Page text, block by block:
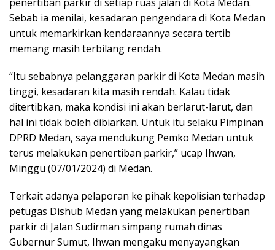
Sebab ia menilai, kesadaran pengendara di Kota Medan
untuk memarkirkan kendaraannya secara tertib
memang masih terbilang rendah.
“Itu sebabnya pelanggaran parkir di Kota Medan masih
tinggi, kesadaran kita masih rendah. Kalau tidak
ditertibkan, maka kondisi ini akan berlarut-larut, dan
hal ini tidak boleh dibiarkan. Untuk itu selaku Pimpinan
DPRD Medan, saya mendukung Pemko Medan untuk
terus melakukan penertiban parkir,” ucap Ihwan,
Minggu (07/01/2024) di Medan.
Terkait adanya pelaporan ke pihak kepolisian terhadap
petugas Dishub Medan yang melakukan penertiban
parkir di Jalan Sudirman simpang rumah dinas
Gubernur Sumut, Ihwan mengaku menyayangkan